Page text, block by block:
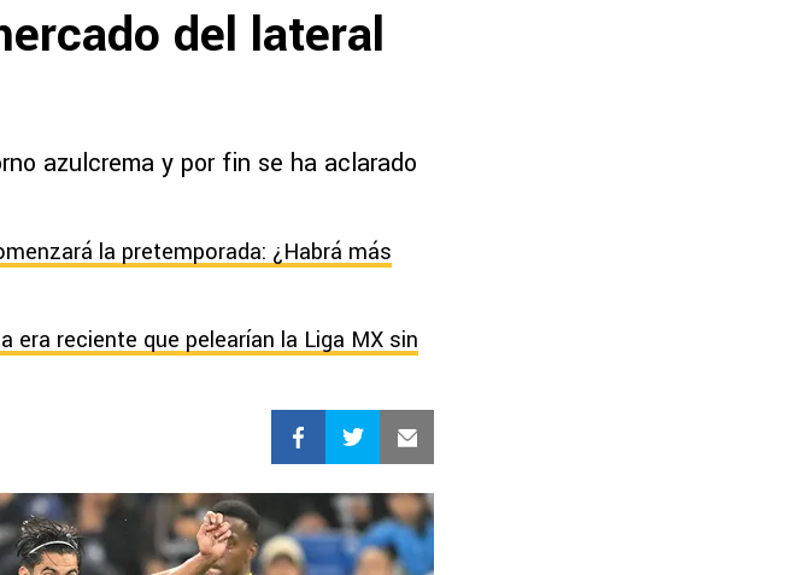
del lateral
azulcrema y por fin se ha aclarado
la pretemporada: ¿Habrá más
reciente que pelearían la Liga MX sin